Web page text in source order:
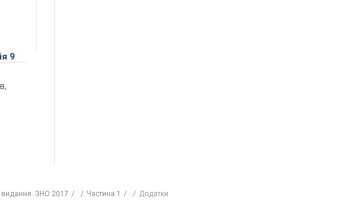
9
видання. ЗНО 2017 Частина 1 Додатки